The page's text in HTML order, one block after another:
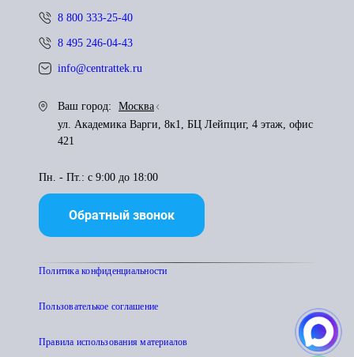
8 800 333-25-40
8 495 246-04-43
info@centrattek.ru
Ваш город:
Москва
ул. Академика Варги, 8к1, БЦ Лейпциг, 4 этаж, офис
421
Пн. - Пт.: с 9:00 до 18:00
Обратный звонок
Политика конфиденциальности
Пользователькое соглашение
Правила использования материалов